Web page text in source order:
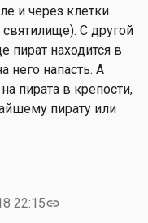
и через клетки
С другой
пират находится в
него напасть. А
пирата в крепости,
пирату или
22:15link